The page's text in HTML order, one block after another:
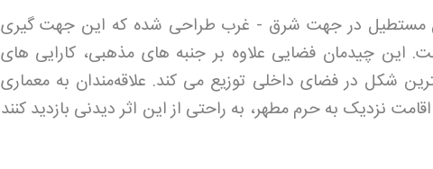
مستطیل در جهت شرق - غرب طراحی شده که این جهت گیری
این چیدمان فضایی علاوه بر جنبه های مذهبی، کارایی های
شکل در فضای داخلی توزیع می کند. علاقه‌مندان به معماری
نزدیک به حرم مطهر، به راحتی از این اثر دیدنی بازدید کنند